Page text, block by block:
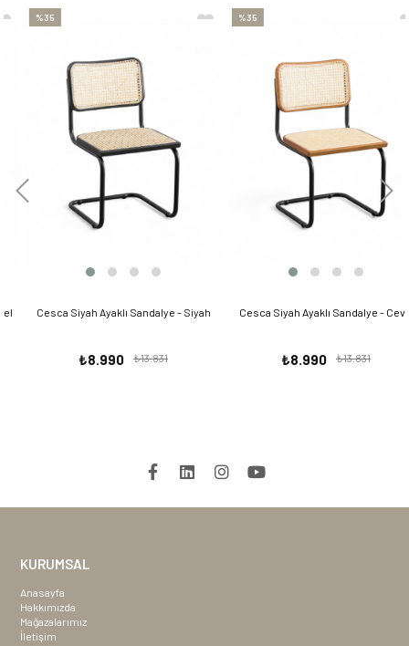
Cesca Siyah Ayaklı Sandalye - Siyah
₺8.990 ₺13.831
Cesca Siyah Ayaklı Sandalye - Ceviz
₺8.990 ₺13.831
KURUMSAL
Anasayfa
Hakkımızda
Mağazalarımız
İletişim